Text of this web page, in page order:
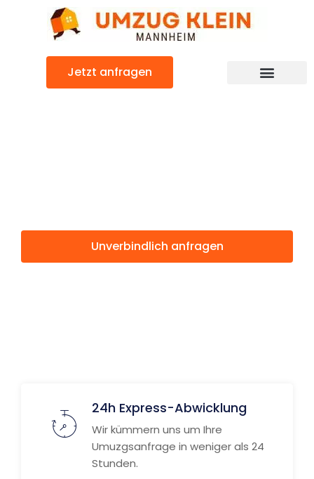
Jetzt anfragen
Unverbindlich anfragen
24h Express-Abwicklung
Wir kümmern uns um Ihre
Umuzgsanfrage in weniger als 24
Stunden.